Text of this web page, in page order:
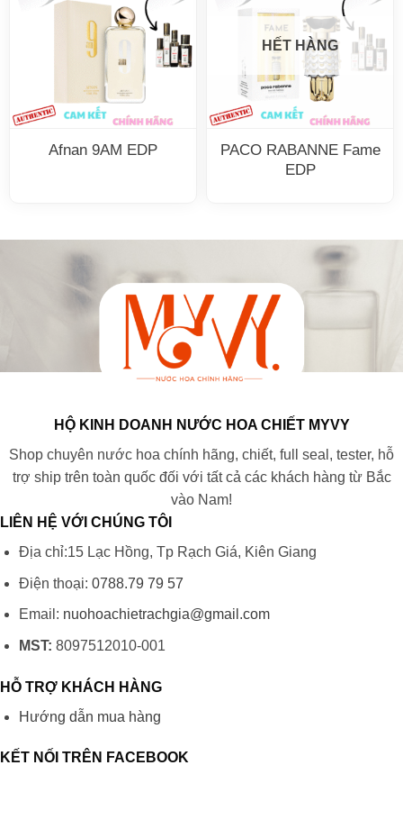
Afnan 9AM EDP
HẾT HÀNG
PACO RABANNE Fame
EDP
HỘ KINH DOANH NƯỚC HOA CHIẾT MYVY
Shop chuyên nước hoa chính hãng, chiết, full seal, tester, hỗ
trợ ship trên toàn quốc đối với tất cả các khách hàng từ Bắc
vào Nam!
LIÊN HỆ VỚI CHÚNG TÔI
Địa chỉ:15 Lạc Hồng, Tp Rạch Giá, Kiên Giang
Điện thoại: 0788.79 79 57
Email: nuohoachietrachgia@gmail.com
MST: 8097512010-001
HỖ TRỢ KHÁCH HÀNG
Hướng dẫn mua hàng
KẾT NỐI TRÊN FACEBOOK